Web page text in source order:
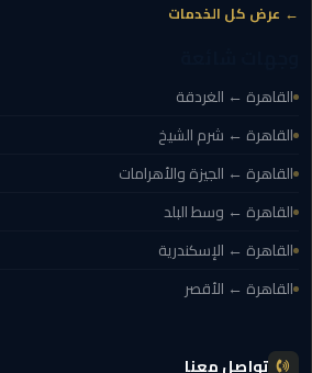
القاهرة
ليموزين
اسكندرية
مطار
القاهرة
ليموزين
الإسكندرية
الاسكندرية
← عرض كل الخدمات
القاهرة ← الغردقة
القاهرة ← شرم الشيخ
القاهرة ← الجيزة والأهرامات
القاهرة ← وسط البلد
القاهرة ← الإسكندرية
القاهرة ← الأقصر
تواصل معنا